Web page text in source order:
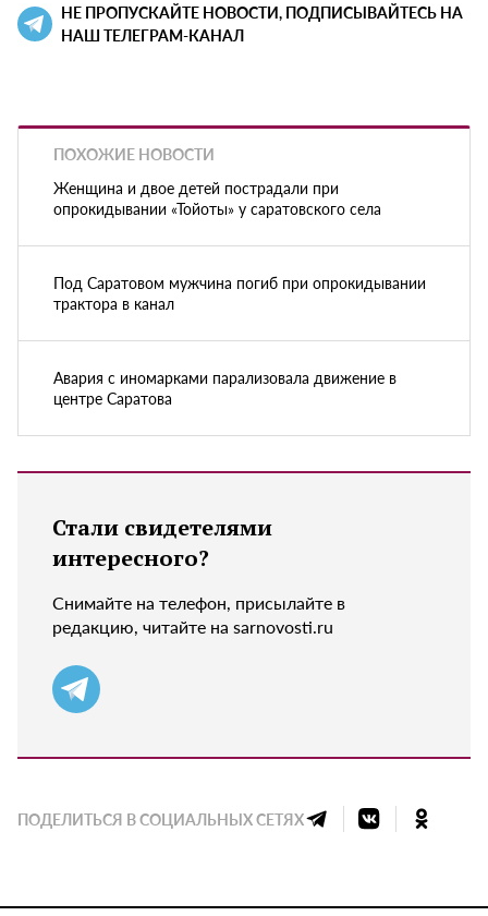
НЕ ПРОПУСКАЙТЕ НОВОСТИ, ПОДПИСЫВАЙТЕСЬ НА
НАШ ТЕЛЕГРАМ-КАНАЛ
ПОХОЖИЕ НОВОСТИ
Женщина и двое детей пострадали при
опрокидывании «Тойоты» у саратовского села
Под Саратовом мужчина погиб при опрокидывании
трактора в канал
Авария с иномарками парализовала движение в
центре Саратова
Стали свидетелями
интересного?
Снимайте на телефон, присылайте в
редакцию, читайте на sarnovosti.ru
ПОДЕЛИТЬСЯ В СОЦИАЛЬНЫХ СЕТЯХ